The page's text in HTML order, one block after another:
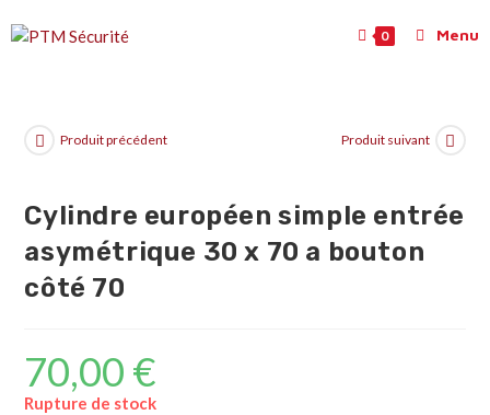
0 Menu
Produit précédent Produit suivant
Cylindre européen simple entrée
asymétrique 30 x 70 a bouton
côté 70
70,00 €
Rupture de stock